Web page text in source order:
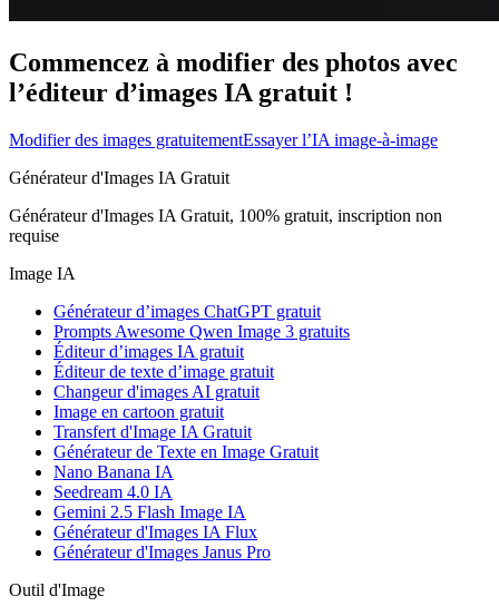
Commencez à modifier des photos avec
l’éditeur d’images IA gratuit !
Modifier des images gratuitementEssayer l’IA image-à-image
Générateur d'Images IA Gratuit
Générateur d'Images IA Gratuit, 100% gratuit, inscription non
requise
Image IA
Générateur d’images ChatGPT gratuit
Prompts Awesome Qwen Image 3 gratuits
Éditeur d’images IA gratuit
Éditeur de texte d’image gratuit
Changeur d'images AI gratuit
Image en cartoon gratuit
Transfert d'Image IA Gratuit
Générateur de Texte en Image Gratuit
Nano Banana IA
Seedream 4.0 IA
Gemini 2.5 Flash Image IA
Générateur d'Images IA Flux
Générateur d'Images Janus Pro
Outil d'Image